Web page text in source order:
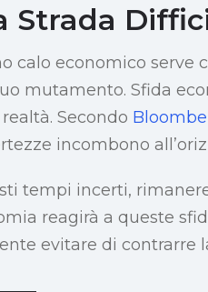
Strada
calo economico
mutamento. Sfida
Secondo
incombono
tempi incerti,
reagirà a queste
evitare di contrarre